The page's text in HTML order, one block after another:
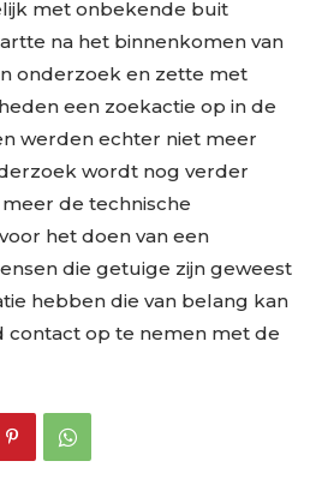
met onbekende buit
na het binnenkomen van
onderzoek en zette met
een zoekactie op in de
werden echter niet meer
wordt nog verder
de technische
het doen van een
die getuige zijn geweest
hebben die van belang kan
contact op te nemen met de